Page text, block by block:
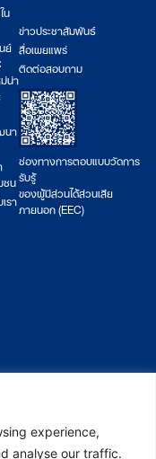
experience,
analyse our traffic.
น
ย์
น่า
า
ชน
รา
ข่าวประชาสัมพันธ์
สื่อเผยแพร่
ติดต่อสอบถาม
ช่องทางการตอบแบบวัดการ
รับรู้
ของผู้มีส่วนได้ส่วนเสีย
ภายนอก (EEC)